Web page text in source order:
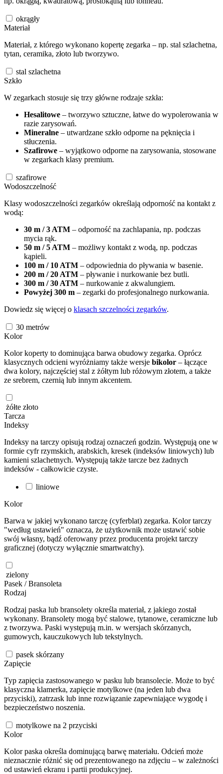
okrągły
Materiał
Materiał, z którego wykonano kopertę zegarka – np. stal szlachetna,
tytan, ceramika, złoto lub tworzywo.
stal szlachetna
Szkło
W zegarkach stosuje się trzy główne rodzaje szkła:
Hesalitowe – tworzywo sztuczne, łatwe do wypolerowania w
razie zarysowań.
Mineralne – utwardzane szkło odporne na pęknięcia i
stłuczenia.
Szafirowe – wyjątkowo odporne na zarysowania, stosowane
w zegarkach klasy premium.
szafirowe
Wodoszczelność
Klasy wodoszczelności zegarków określają odporność na kontakt z
wodą:
30 m / 3 ATM – odporność na zachlapania, np. podczas
mycia rąk.
50 m / 5 ATM – możliwy kontakt z wodą, np. podczas
kąpieli.
100 m / 10 ATM – odpowiednia do pływania w basenie.
200 m / 20 ATM – pływanie i nurkowanie bez butli.
300 m / 30 ATM – nurkowanie z akwalungiem.
Powyżej 300 m – zegarki do profesjonalnego nurkowania.
Dowiedz się więcej o klasach szczelności zegarków.
30 metrów
Kolor
Kolor koperty to dominująca barwa obudowy zegarka. Oprócz
klasycznych odcieni wyróżniamy także wersje bikolor – łączące
dwa kolory, najczęściej stal z żółtym lub różowym złotem, a także
ze srebrem, czernią lub innym akcentem.
żółte złoto
Tarcza
Indeksy
Indeksy na tarczy opisują rodzaj oznaczeń godzin. Występują one w
formie cyfr rzymskich, arabskich, kresek (indeksów liniowych) lub
kamieni szlachetnych. Występują także tarcze bez żadnych
indeksów - całkowicie czyste.
liniowe
Kolor
Barwa w jakiej wykonano tarczę (cyferblat) zegarka. Kolor tarczy
"według ustawień" oznacza, że użytkownik może ustawić sobie
swój własny, bądź oferowany przez producenta projekt tarczy
graficznej (dotyczy wyłącznie smartwatchy).
zielony
Pasek / Bransoleta
Rodzaj
Rodzaj paska lub bransolety określa materiał, z jakiego został
wykonany. Bransolety mogą być stalowe, tytanowe, ceramiczne lub
z tworzywa. Paski występują m.in. w wersjach skórzanych,
gumowych, kauczukowych lub tekstylnych.
pasek skórzany
Zapięcie
Typ zapięcia zastosowanego w pasku lub bransolecie. Może to być
klasyczna klamerka, zapięcie motylkowe (na jeden lub dwa
przyciski), zatrzask lub inne rozwiązanie zapewniające wygodę i
bezpieczeństwo noszenia.
motylkowe na 2 przyciski
Kolor
Kolor paska określa dominującą barwę materiału. Odcień może
nieznacznie różnić się od prezentowanego na zdjęciu – w zależności
od ustawień ekranu i partii produkcyjnej.